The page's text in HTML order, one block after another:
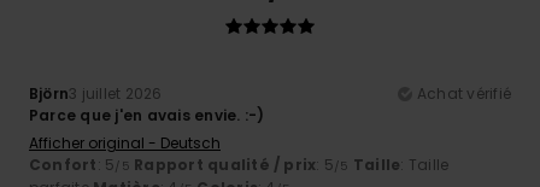
Björn3 juillet 2026
Achat vérifié
Parce que j'en avais envie. :-)
Afficher original - Deutsch
Confort: 5/5 Rapport qualité / prix: 5/5 Taille: Taille